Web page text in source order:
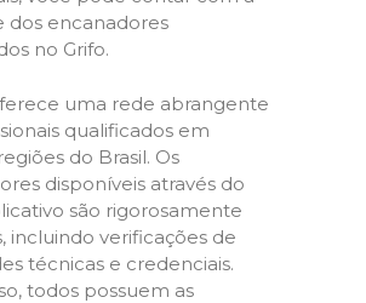
dos encanadores
no Grifo.
uma rede abrangente
qualificados em
do Brasil. Os
disponíveis através do
são rigorosamente
incluindo verificações de
técnicas e credenciais.
todos possuem as